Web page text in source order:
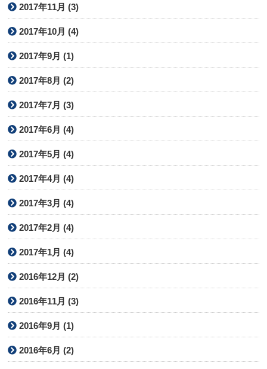
2017年11月 (3)
2017年10月 (4)
2017年9月 (1)
2017年8月 (2)
2017年7月 (3)
2017年6月 (4)
2017年5月 (4)
2017年4月 (4)
2017年3月 (4)
2017年2月 (4)
2017年1月 (4)
2016年12月 (2)
2016年11月 (3)
2016年9月 (1)
2016年6月 (2)